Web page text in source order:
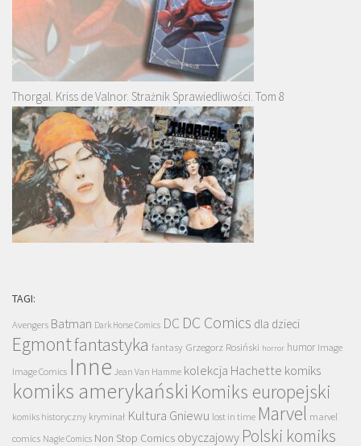
Thorgal. Kriss de Valnor. Strażnik Sprawiedliwości. Tom 8
TAGI:
Avengers Batman Dark Horse Comics DC DC Comics dla dzieci
Egmontfantastyka fantasy Grzegorz Rosiński horror humor Image
Image Comics Inne Jean Van Hamme kolekcja Hachette komiks
komiks amerykański Komiks europejski
komiks historyczny kryminał Kultura Gniewu lost in time Marvel marvel
comics Nagle Comics Non Stop Comics obyczajowy Polski komiks